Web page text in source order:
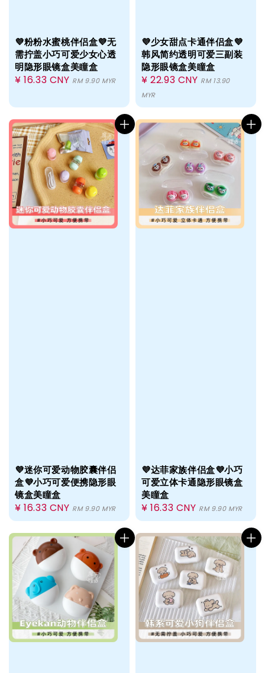
💜粉粉水蜜桃伴侣盒💜无
需拧盖小巧可爱少女心透
明隐形眼镜盒美瞳盒
Regular
¥ 16.33 CNY RM 9.90 MYR
💜少女甜点卡通伴侣盒💜
韩风简约透明可爱三副装
隐形眼镜盒美瞳盒
Regular
price
¥ 22.93 CNY RM 13.90
MYR
💜迷你可爱动物胶囊伴侣
盒💜小巧可爱便携隐形眼
镜盒美瞳盒
Regular
price
¥ 16.33 CNY RM 9.90 MYR
💜达菲家族伴侣盒💜小巧
可爱立体卡通隐形眼镜盒
美瞳盒
Regular
price
¥ 16.33 CNY RM 9.90 MYR